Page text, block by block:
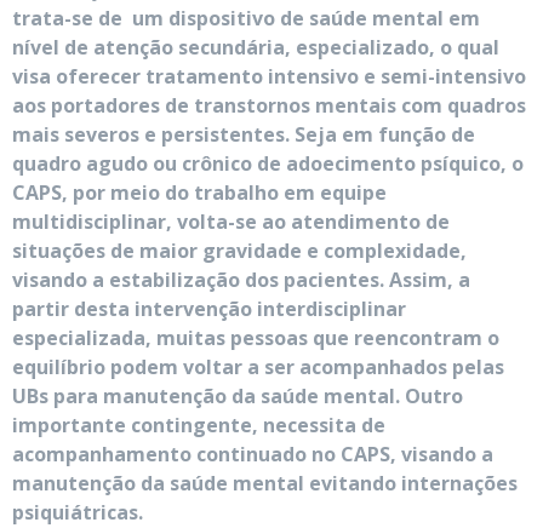
trata-se de um dispositivo de saúde mental em
nível de atenção secundária, especializado, o qual
visa oferecer tratamento intensivo e semi-intensivo
aos portadores de transtornos mentais com quadros
mais severos e persistentes. Seja em função de
quadro agudo ou crônico de adoecimento psíquico, o
CAPS, por meio do trabalho em equipe
multidisciplinar, volta-se ao atendimento de
situações de maior gravidade e complexidade,
visando a estabilização dos pacientes. Assim, a
partir desta intervenção interdisciplinar
especializada, muitas pessoas que reencontram o
equilíbrio podem voltar a ser acompanhados pelas
UBs para manutenção da saúde mental. Outro
importante contingente, necessita de
acompanhamento continuado no CAPS, visando a
manutenção da saúde mental evitando internações
psiquiátricas.